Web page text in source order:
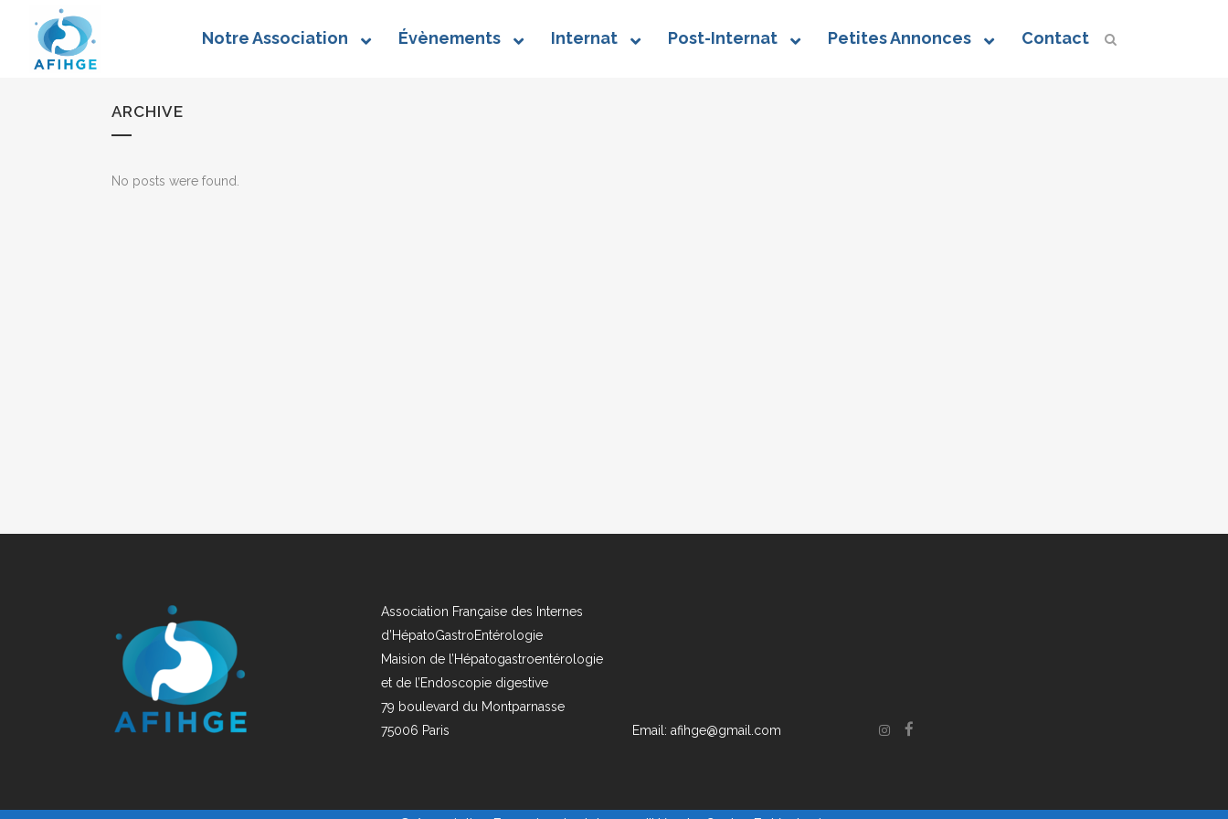
Notre Association Évènements Internat Post-Internat Petites Annonces Contact
ARCHIVE
No posts were found.
Association Française des Internes
d’HépatoGastroEntérologie
Maision de l’Hépatogastroentérologie
et de l’Endoscopie digestive
79 boulevard du Montparnasse
75006 Paris
Email: afihge@gmail.com